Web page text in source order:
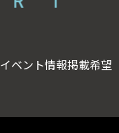
イベント情報掲載希望